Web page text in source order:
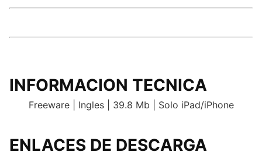
INFORMACION TECNICA
Freeware | Ingles | 39.8 Mb | Solo iPad/iPhone
ENLACES DE DESCARGA